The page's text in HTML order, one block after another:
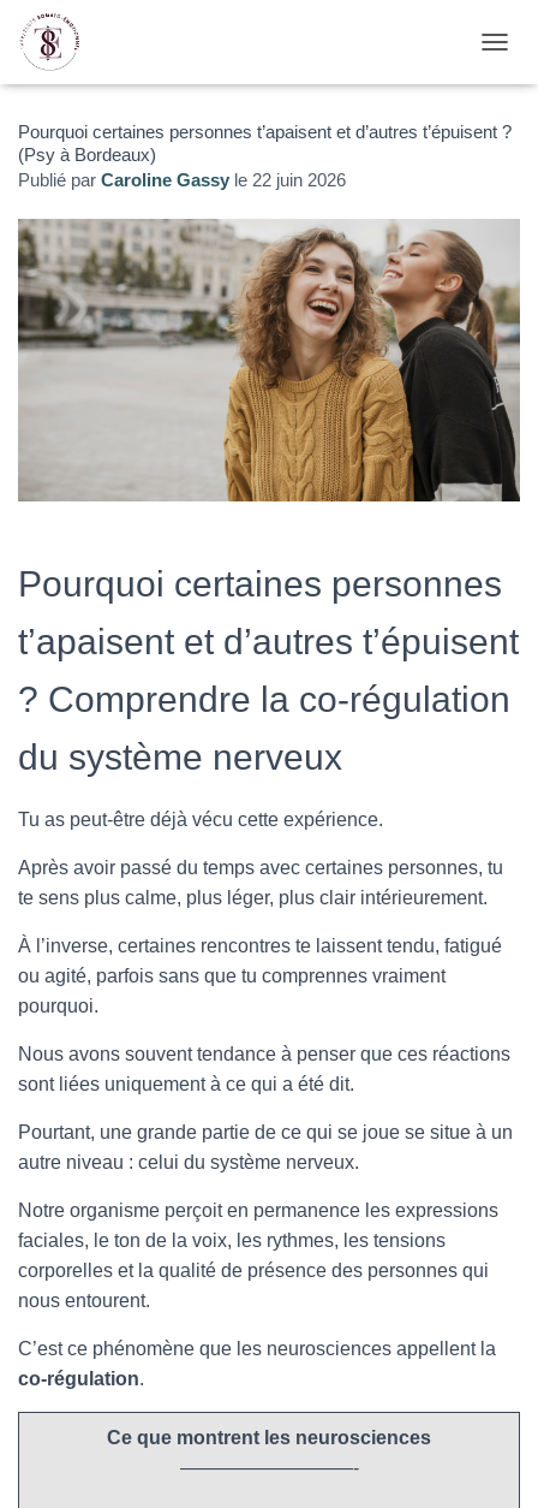
É
L
L
A
I
G
A
T
I
Pourquoi certaines personnes t’apaisent et d’autres t’épuisent ?
(Psy à Bordeaux)
Publié par Caroline Gassy le 22 juin 2026
Pourquoi certaines personnes
t’apaisent et d’autres t’épuisent
? Comprendre la co-régulation
du système nerveux
Tu as peut-être déjà vécu cette expérience.
Après avoir passé du temps avec certaines personnes, tu
te sens plus calme, plus léger, plus clair intérieurement.
À l’inverse, certaines rencontres te laissent tendu, fatigué
ou agité, parfois sans que tu comprennes vraiment
pourquoi.
Nous avons souvent tendance à penser que ces réactions
sont liées uniquement à ce qui a été dit.
Pourtant, une grande partie de ce qui se joue se situe à un
autre niveau : celui du système nerveux.
Notre organisme perçoit en permanence les expressions
faciales, le ton de la voix, les rythmes, les tensions
corporelles et la qualité de présence des personnes qui
nous entourent.
C’est ce phénomène que les neurosciences appellent la
co-régulation.
Ce que montrent les neurosciences
—————————-